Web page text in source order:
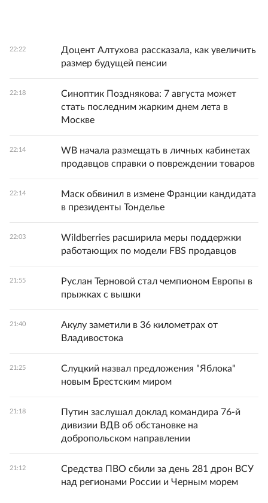
22:22
Доцент Алтухова рассказала, как увеличить
размер будущей пенсии
22:18
Синоптик Позднякова: 7 августа может
стать последним жарким днем лета в
Москве
22:14
WB начала размещать в личных кабинетах
продавцов справки о повреждении товаров
22:14
Маск обвинил в измене Франции кандидата
в президенты Тонделье
22:03
Wildberries расширила меры поддержки
работающих по модели FBS продавцов
21:55
Руслан Терновой стал чемпионом Европы в
прыжках с вышки
21:40
Акулу заметили в 36 километрах от
Владивостока
21:25
Слуцкий назвал предложения "Яблока"
новым Брестским миром
21:18
Путин заслушал доклад командира 76-й
дивизии ВДВ об обстановке на
добропольском направлении
21:12
Средства ПВО сбили за день 281 дрон ВСУ
над регионами России и Черным морем